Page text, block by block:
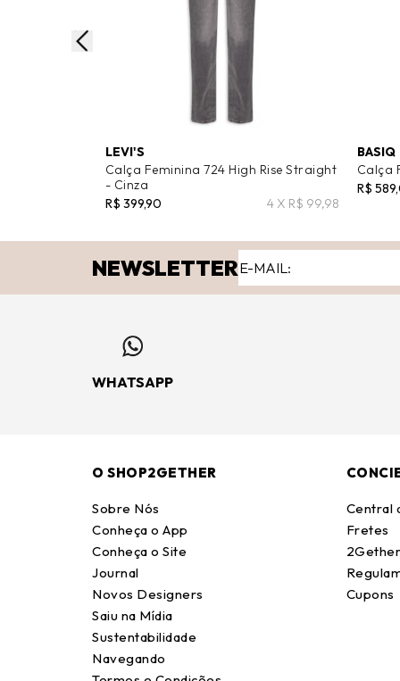
LEVI'S
Calça Feminina 724 High Rise Straight
- Cinza
R$ 399,90
4 X R$ 99,98
BASIQ
Calça
R$
NEWSLETTER
WHATSAPP
O SHOP2GETHER
Sobre Nós
Conheça o App
Conheça o Site
Journal
Novos Designers
Saiu na Mídia
Sustentabilidade
Navegando
Central
Fretes
Cupons